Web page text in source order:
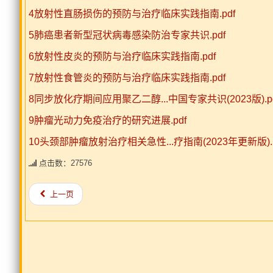
4放射性直肠损伤的预防与治疗临床实践指南.pdf
5肺癌患者新型冠状病毒感染防治专家共识.pdf
6放射性皮炎的预防与治疗临床实践指南.pdf
7放射性食管炎的预防与治疗临床实践指南.pdf
8同步放化疗期间应用聚乙二醇...中国专家共识(2023版
9肿瘤光动力免疫治疗的研究进展.pdf
10头颈部肿瘤放射治疗相关急性...疗指南(2023年更新版
点击数：27576
上一页